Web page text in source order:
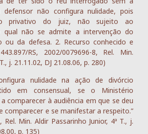
defensor não configura nulidade, pois
privativo do juiz, não sujeito ao
qual não se admite a intervenção do
ou da defesa. 2. Recurso conhecido e
RS, 2002/0079696-8, Rel. Min.
j. 21.11.02, DJ 21.08.06, p. 280)
nulidade na ação de divórcio
em consensual, se o Ministério
comparecer à audiência em que se deu
comparecer e se manifestar a respeito.”
Rel. Min. Aldir Passarinho Junior, 4ª T., j.
p. 135)